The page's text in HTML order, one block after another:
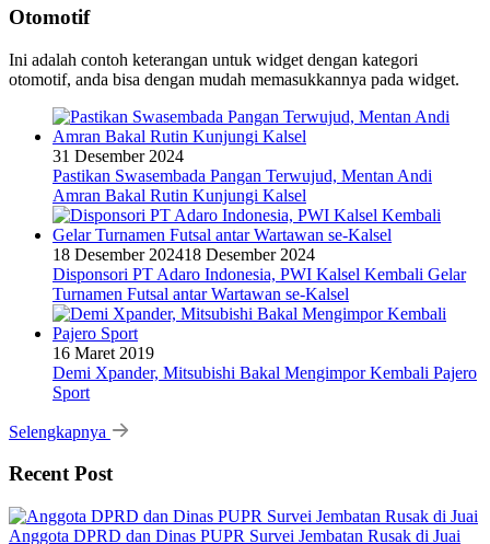
Otomotif
Ini adalah contoh keterangan untuk widget dengan kategori
otomotif, anda bisa dengan mudah memasukkannya pada widget.
31 Desember 2024
Pastikan Swasembada Pangan Terwujud, Mentan Andi
Amran Bakal Rutin Kunjungi Kalsel
18 Desember 202418 Desember 2024
Disponsori PT Adaro Indonesia, PWI Kalsel Kembali Gelar
Turnamen Futsal antar Wartawan se-Kalsel
16 Maret 2019
Demi Xpander, Mitsubishi Bakal Mengimpor Kembali Pajero
Sport
Selengkapnya
Recent Post
Anggota DPRD dan Dinas PUPR Survei Jembatan Rusak di Juai